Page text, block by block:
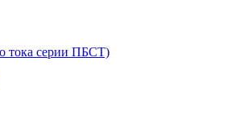
тока серии ПБСТ)